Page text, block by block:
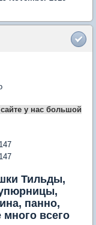
сайте у нас большой
Тильды,
панно,
всего